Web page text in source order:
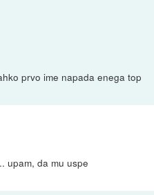
prvo ime napada enega top
upam, da mu uspe